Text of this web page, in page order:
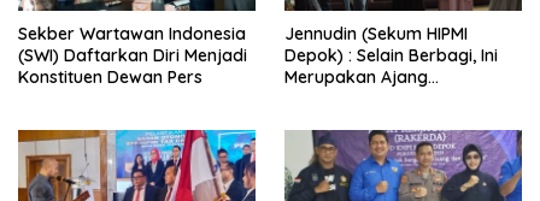
Sekber Wartawan Indonesia
(SWI) Daftarkan Diri Menjadi
Konstituen Dewan Pers
Jennudin (Sekum HIPMI
Depok) : Selain Berbagi, Ini
Merupakan Ajang